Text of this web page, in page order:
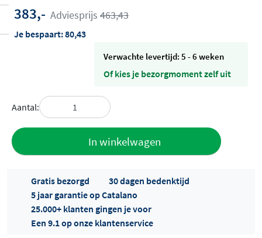
383,- Adviesprijs 463,43
Je bespaart:80,43
Verwachte levertijd: 5 - 6 weken
Of kies je bezorgmoment zelf uit
Aantal:
In winkelwagen
Gratis bezorgd
30 dagen bedenktijd
5 jaar garantie op Catalano
25.000+ klanten gingen je voor
Een 9.1 op onze klantenservice